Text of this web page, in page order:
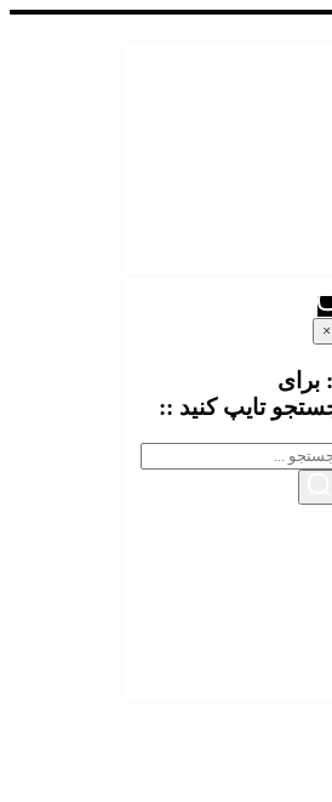
×
برای
تایپکنید ::